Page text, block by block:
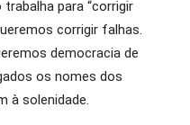
para “corrigir
corrigir falhas.
democracia de
os nomes dos
à solenidade.